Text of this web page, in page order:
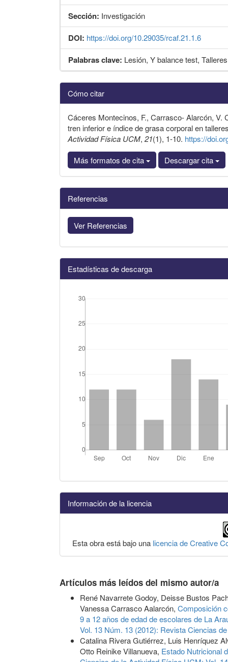
Sección: Investigación
DOI: https://doi.org/10.29035/rcaf.21.1.6
Palabras clave: Lesión, Y balance test,
Detalles
del
artículo
Cómo citar
Cáceres Montecinos, F., Carrasco- Alarcón, V.
tren inferior e índice de grasa corporal en
Actividad Física UCM, 21(1), 1-10. https://
Más formatos de cita
Descargar cita
Referencias
Ver Referencias
Estadísticas de descarga
Información de la licencia
Esta obra está bajo una licencia de Creative
Artículos más leídos del mismo autor/a
René Navarrete Godoy, Deisse Bustos
Vanessa Carrasco Aalarcón, Composición
9 a 12 años de edad de escolares de La
Vol. 13 Núm. 13 (2012): Revista Ciencias
Catalina Rivera Gutiérrez, Luis Henríquez
Otto Reinike Villanueva, Estado Nutricional